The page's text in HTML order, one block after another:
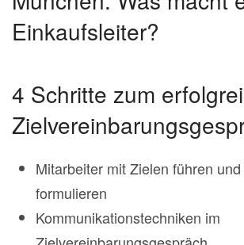
Einkaufsleiter?
4 Schritte zum
Mitarbeiter mit Zielen führen
formulieren
Kommunikationstechniken im